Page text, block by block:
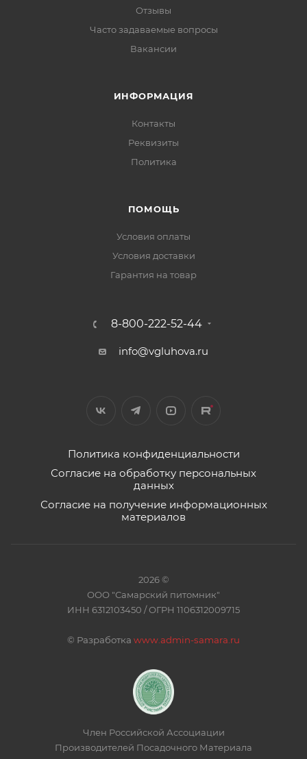
Отзывы
Часто задаваемые вопросы
Вакансии
ИНФОРМАЦИЯ
Контакты
Реквизиты
Политика
ПОМОЩЬ
Условия оплаты
Условия доставки
Гарантия на товар
8-800-222-52-44
info@vgluhova.ru
Политика конфиденциальности
Согласие на обработку персональных
данных
Согласие на получение информационных
материалов
2026 ©
ООО "Самарский питомник"
ИНН 6312103450 / ОГРН 1106312009715
© Разработка www.admin-samara.ru
Член Российской Ассоциации
Производителей Посадочного Материала